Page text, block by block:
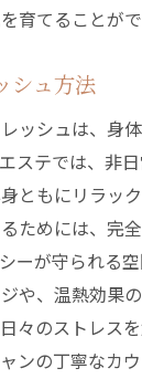
育てることがで
シュ方法
ッシュは、身
ステでは、非
ともにリラッ
ためには、完
ーが守られる
や、温熱効果
々のストレスを
ンの丁寧なカ